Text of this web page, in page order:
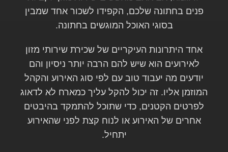
פנים בחתונה שלכם, הקפידו לשכור אחד שמבין
בסוגי האוכל המוגשים בחתונה.
אחד היתרונות העיקריים של שכירת שירותי מזון
לאירועים הוא שיש להם הרבה יותר ניסיון והם
יודעים מה יעבוד טוב עם לפי סוג האירוע והקהל
המוזמן אליו. זה יכול להקל עליך כמארח לא לדאוג
לפרטים הקטנים, כדי שתוכל להתמקד בהיבטים
אחרים של האירוע או לנוח קצת לפני שהאירוע
יתחיל.